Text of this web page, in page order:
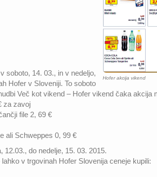
Hofer akcija vikend
soboto, 14. 03., in v nedeljo,
Hofer v Sloveniji. To soboto
Več kot vikend – Hofer vikend čaka akcija
za zavoj
file 2, 69 €
ali Schweppes 0, 99 €
12.03., do nedelje, 15. 03. 2015.
v trgovinah Hofer Slovenija ceneje kupili: